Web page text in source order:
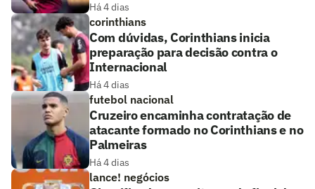
Há 4 dias
corinthians
Com dúvidas, Corinthians inicia
preparação para decisão contra o
Internacional
Há 4 dias
futebol nacional
Cruzeiro encaminha contratação de
atacante formado no Corinthians e no
Palmeiras
Há 4 dias
lance! negócios